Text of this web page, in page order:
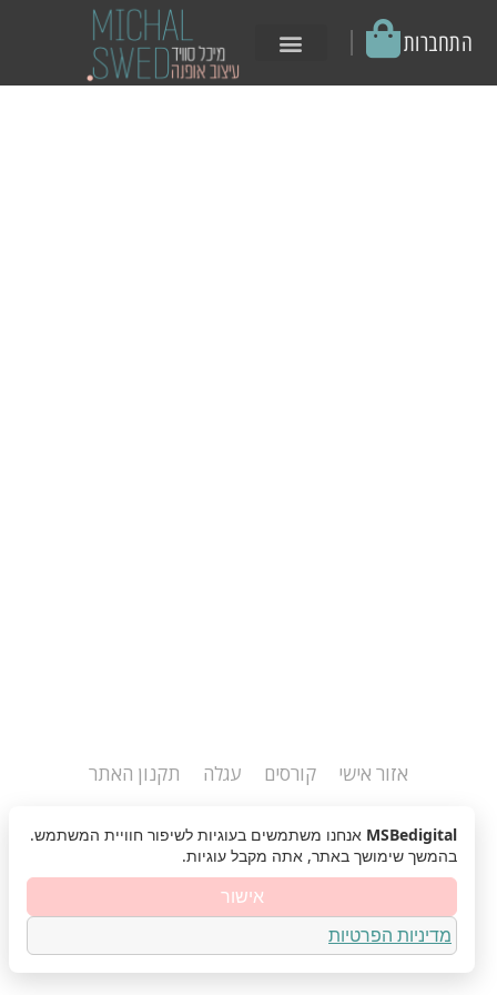
│ התחברות
אזור אישי קורסים עגלה תקנון האתר
MSBedigital
MSBedigital אנחנו משתמשים בעוגיות לשיפור חוויית המשתמש.
בהמשך שימושך באתר, אתה מקבל עוגיות.
אישור
מדיניות הפרטיות